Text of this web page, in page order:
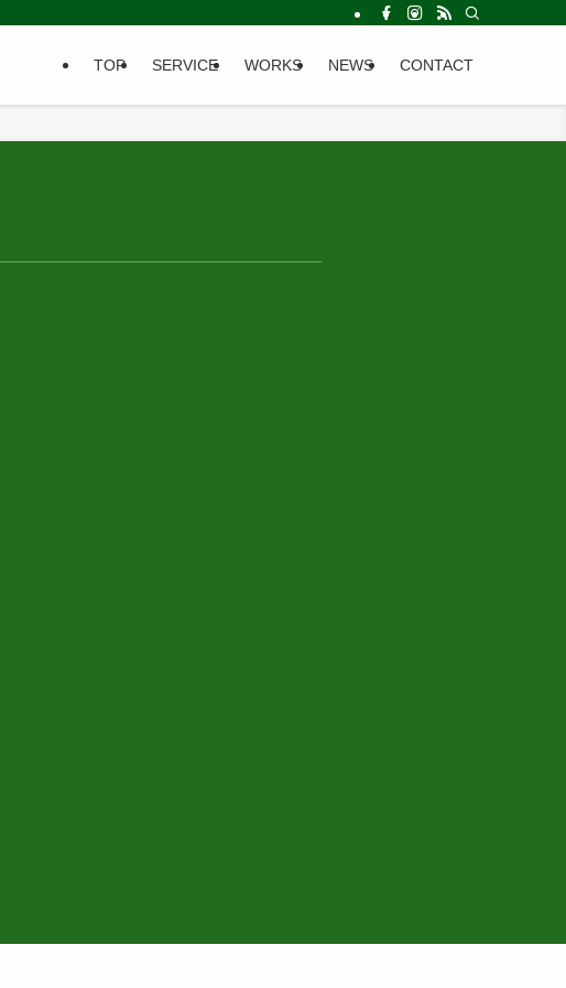
TOP SERVICE WORKS NEWS CONTACT